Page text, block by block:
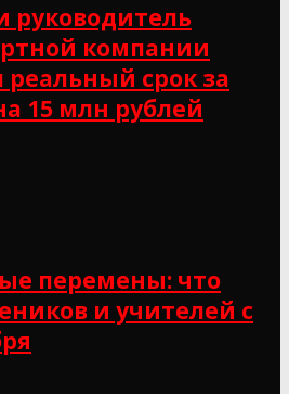
руководитель
компании
реальный срок за
15 млн рублей
перемены: что
и учителей с